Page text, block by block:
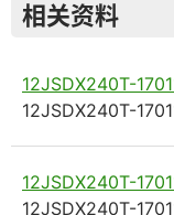
相关资料
12JSDX240T-
12JSDX240T-
12JSDX240T-
12JSDX240T-